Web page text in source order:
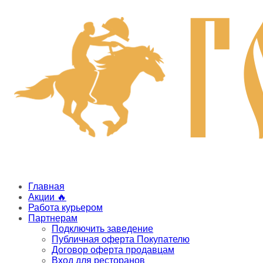
Главная
Акции 🔥
Работа курьером
Партнерам
Подключить заведение
Публичная оферта Покупателю
Договор оферта продавцам
Вход для ресторанов